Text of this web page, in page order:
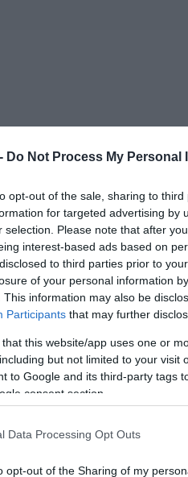
Do Not Process My Personal
opt-out of the sale, sharing to
for targeted advertising by
selection. Please note that after
interest-based ads based on
to third parties prior to
of your personal information
This information may also be
Participants that may further
that this website/app uses one or
but not limited to your visit
to Google and its third-party tags
consent section.
Data Processing Opt Outs
opt-out of the Sharing of my